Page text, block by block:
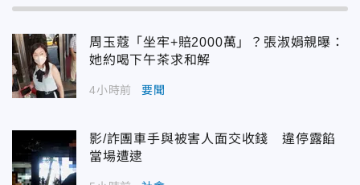
周玉蔻「坐牢+賠2000萬」？張淑娟親曝：
她約喝下午茶求和解
4小時前 要聞
影/詐團車手與被害人面交收錢 違停露餡
當場遭逮